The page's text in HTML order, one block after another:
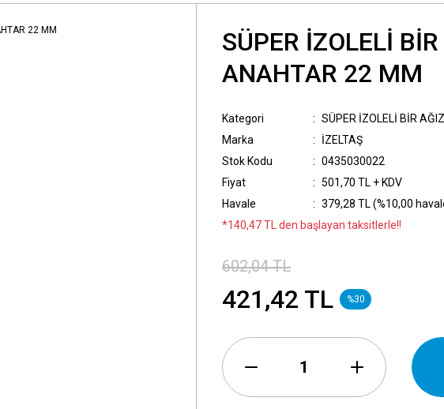
SÜPER İZOLELİ
ANAHTAR 22 MM
Kategori
SÜPER İZOLELİ BİR
Marka
İZELTAŞ
Stok Kodu
0435030022
Fiyat
501,70 TL + KDV
Havale
379,28 TL (%10,00
*140,47 TL den başlayan taksitlerle!!
602,04 TL
421,42 TL %30